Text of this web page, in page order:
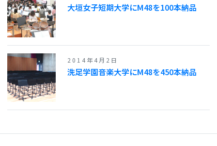
大垣女子短期大学にM48を100本納品
2014年4月2日
洗足学園音楽大学にM48を450本納品